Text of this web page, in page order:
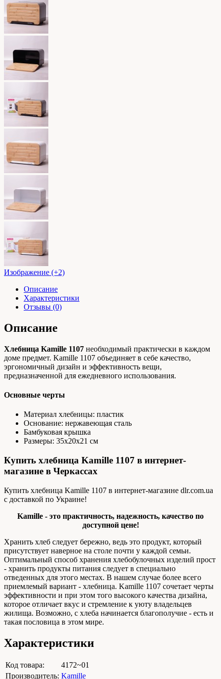
Изображение (+2)
Описание
Характеристики
Отзывы (0)
Описание
Хлебница Kamille 1107 необходимый практически в каждом
доме предмет. Kamille 1107 объединяет в себе качество,
эргономичный дизайн и эффективность вещи,
предназначенной для ежедневного использования.
Основные черты
Материал хлебницы: пластик
Основание: нержавеющая сталь
Бамбуковая крышка
Размеры: 35х20х21 см
Купить хлебница Kamille 1107 в интернет-
магазине в Черкассах
Купить хлебница Kamille 1107 в интернет-магазине dlr.com.ua
с доставкой по Украине!
Kamille - это практичность, надежность, качество по
доступной цене!
Хранить хлеб следует бережно, ведь это продукт, который
присутствует наверное на столе почти у каждой семьи.
Оптимальный способ хранения хлебобулочных изделий прост
- хранить продукты питания следует в специально
отведенных для этого местах. В нашем случае более всего
приемлемый вариант - хлебница. Kamille 1107 сочетает черты
эффективности и при этом того высокого качества дизайна,
которое отличает вкус и стремление к уюту владельцев
жилища. Возможно, с хлеба начинается благополучие - есть и
такая пословица в этом мире.
Характеристики
Код товара:
4172~01
Производитель: Kamille